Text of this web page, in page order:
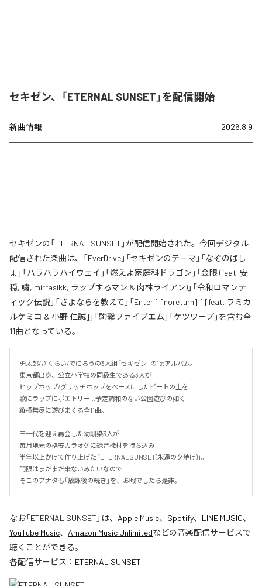
セキゼン、「ETERNAL SUNSET」を配信開始
新曲情報 2026.8.9
セキゼンの「ETERNAL SUNSET」が配信開始された。今回デジタル
配信された楽曲は、「EverDrive」「セキゼンのテーマ」「なぞのばし
ょ」「ハラハラハイウェイ」「燃えよ家庭科ドラゴン」「金眼 (feat. 安
穏, 嘯, mirrasikk, ラップするマン & 肉林ライアン)」「令和ロマンテ
ィック伝説」「さよならを教えて」「Enter [ [noreturn] ] [feat. ラミカ
ルケミコ & 小野 仁誠]」「駒繋ファイブエム」「ケツワープ」を含む全
11曲となっている。
勇太郎/さくらい/でにろうの3人組「セキゼン」の1stアルバム。
東京都出身、公立小学校の同級生である3人が
ヒップホップ/グリッチホップをベースにしたビートの上を
歌にラップにポエトリー…予定調和のない公園遊びの如く
縦横無尽に遊びまくる全11曲。
三十代を迎え再会した幼馴染3人が
毎月地元の格安カラオケに録音機材を持ち込み
半年以上かけて作り上げた「ETERNAL SUNSET(永遠の夕焼け)」。
門限はまだまだ来ないみたいなので
そこのアナタも「放課後の続き」を、お暇でしたら是非。
なお「ETERNAL SUNSET 」は、 Apple Music、 Spotify、 LINE MUSIC、
YouTube Music、 Amazon Music Unlimitedなどの音楽配信サービスで
聴くことができる。
各配信サービス： ETERNAL SUNSET